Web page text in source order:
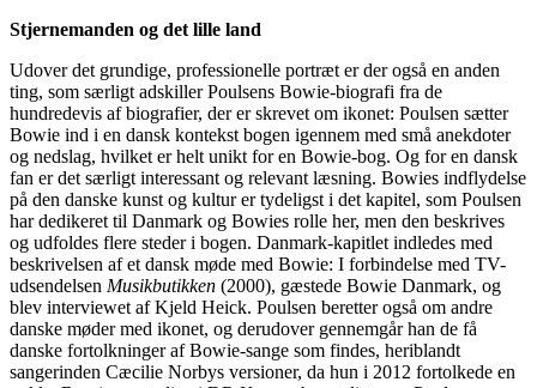
Stjernemanden og det lille land
Udover det grundige, professionelle portræt er der også en anden
ting, som særligt adskiller Poulsens Bowie-biografi fra de
hundredevis af biografier, der er skrevet om ikonet: Poulsen sætter
Bowie ind i en dansk kontekst bogen igennem med små anekdoter
og nedslag, hvilket er helt unikt for en Bowie-bog. Og for en dansk
fan er det særligt interessant og relevant læsning. Bowies indflydelse
på den danske kunst og kultur er tydeligst i det kapitel, som Poulsen
har dedikeret til Danmark og Bowies rolle her, men den beskrives
og udfoldes flere steder i bogen. Danmark-kapitlet indledes med
beskrivelsen af et dansk møde med Bowie: I forbindelse med TV-
udsendelsen Musikbutikken (2000), gæstede Bowie Danmark, og
blev interviewet af Kjeld Heick. Poulsen beretter også om andre
danske møder med ikonet, og derudover gennemgår han de få
danske fortolkninger af Bowie-sange som findes, heriblandt
sangerinden Cæcilie Norbys versioner, da hun i 2012 fortolkede en